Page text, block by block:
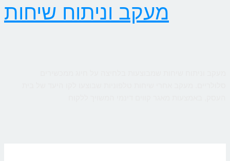
מעקב וניתוח שיחות